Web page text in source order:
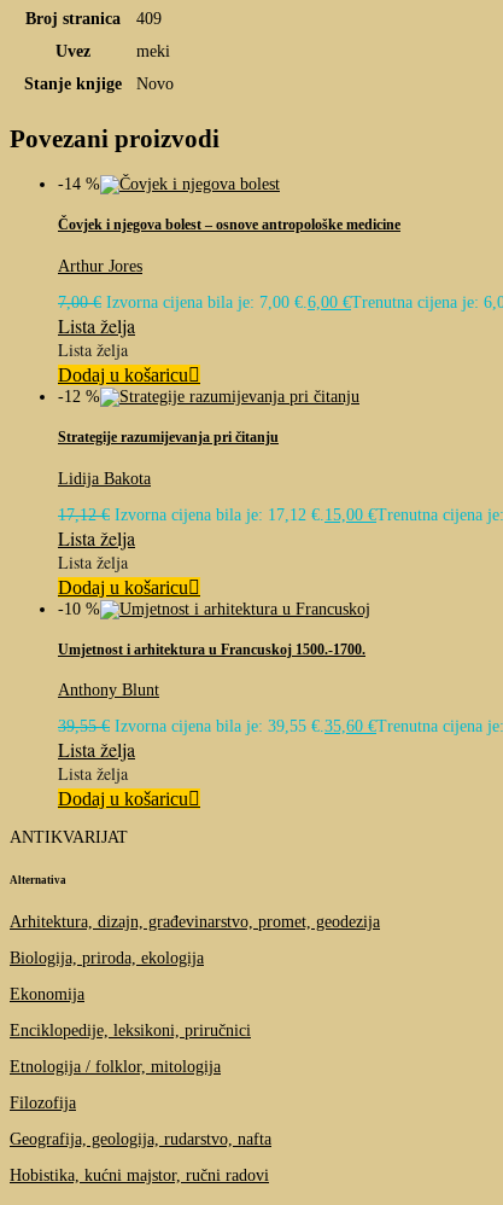
Broj stranica
409
Uvez
meki
Stanje knjige
Novo
Povezani proizvodi
-14 %
Čovjek i njegova bolest – osnove antropološke medicine
Arthur Jores
7,00€ Izvorna cijena bila je: 7,00 €. 6,00 €Trenutna cijena je:
Lista želja
Lista želja
Dodaj u košaricu
-12 %
Strategije razumijevanja pri čitanju
Lidija Bakota
17,12€ Izvorna cijena bila je: 17,12 €. 15,00 €Trenutna cijena
Lista želja
Lista želja
Dodaj u košaricu
-10 %
Umjetnost i arhitektura u Francuskoj 1500.-1700.
Anthony Blunt
39,55€ Izvorna cijena bila je: 39,55 €.35,60 €Trenutna cijena
Lista želja
Lista želja
Dodaj u košaricu
ANTIKVARIJAT
Alternativa
Arhitektura, dizajn, građevinarstvo, promet, geodezija
Biologija, priroda, ekologija
Ekonomija
Enciklopedije, leksikoni, priručnici
Etnologija / folklor, mitologija
Filozofija
Geografija, geologija, rudarstvo, nafta
Hobistika, kućni majstor, ručni radovi